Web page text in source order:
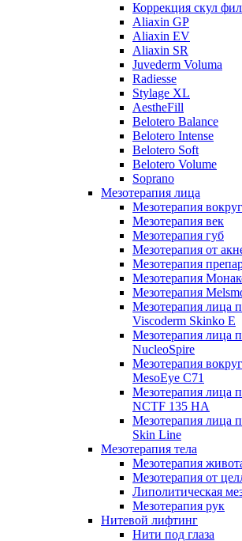
Коррекция скул
Aliaxin GP
Aliaxin EV
Aliaxin SR
Juvederm Voluma
Radiesse
Stylage XL
AestheFill
Belotero Balance
Belotero Intense
Belotero Soft
Belotero Volume
Soprano
Мезотерапия лица
Мезотерапия
Мезотерапия век
Мезотерапия губ
Мезотерапия от
Мезотерапия
Мезотерапия
Мезотерапия
Мезотерапия лица
Viscoderm Skinko E
Мезотерапия лица
NucleoSpire
Мезотерапия
MesoEye С71
Мезотерапия лица
NCTF 135 HA
Мезотерапия лица
Skin Line
Мезотерапия тела
Мезотерапия
Мезотерапия от
Липолитическая
Мезотерапия рук
Нитевой лифтинг
Нити под глаза